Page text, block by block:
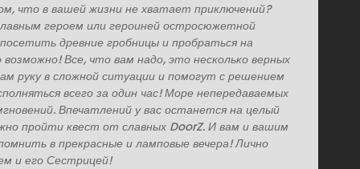
что в вашей жизни не хватает приключений?
героем или героиней остросюжетной
древние гробницы и пробраться на
Все, что вам надо, это несколько верных
руку в сложной ситуации и помогут с решением
всего за один час! Море непередаваемых
Впечатлений у вас останется на целый
пройти квест от славных DoorZ. И вам и вашим
в прекрасные и ламповые вечера! Лично
и его Сестрицей!